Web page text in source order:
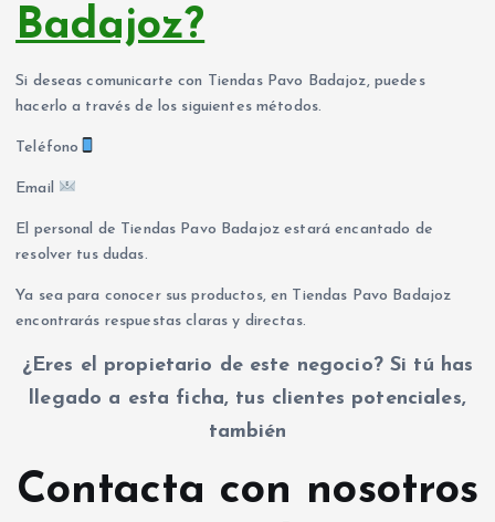
Badajoz?
Si deseas comunicarte con Tiendas Pavo Badajoz, puedes
hacerlo a través de los siguientes métodos.
Teléfono
Email
El personal de Tiendas Pavo Badajoz estará encantado de
resolver tus dudas.
Ya sea para conocer sus productos, en Tiendas Pavo Badajoz
encontrarás respuestas claras y directas.
¿Eres el propietario de este negocio? Si tú has
llegado a esta ficha, tus clientes potenciales,
también
Contacta con nosotros